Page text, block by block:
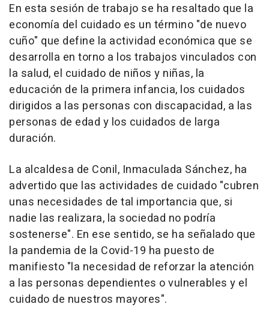
En esta sesión de trabajo se ha resaltado que la
economía del cuidado es un término "de nuevo
cuño" que define la actividad económica que se
desarrolla en torno a los trabajos vinculados con
la salud, el cuidado de niños y niñas, la
educación de la primera infancia, los cuidados
dirigidos a las personas con discapacidad, a las
personas de edad y los cuidados de larga
duración.
La alcaldesa de Conil, Inmaculada Sánchez, ha
advertido que las actividades de cuidado "cubren
unas necesidades de tal importancia que, si
nadie las realizara, la sociedad no podría
sostenerse". En ese sentido, se ha señalado que
la pandemia de la Covid-19 ha puesto de
manifiesto "la necesidad de reforzar la atención
a las personas dependientes o vulnerables y el
cuidado de nuestros mayores".